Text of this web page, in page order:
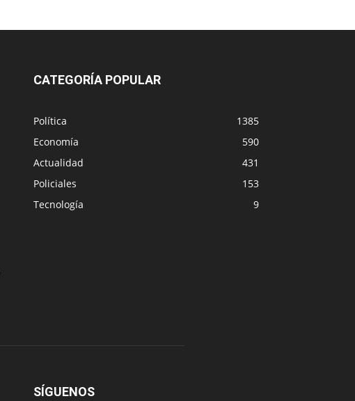
CATEGORÍA POPULAR
Política
1385
Economía
590
Actualidad
431
Policiales
153
Tecnología
9
SÍGUENOS